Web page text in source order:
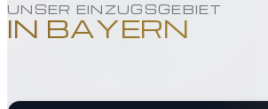
UNSER EINZUGSGEBIET
IN BAYERN